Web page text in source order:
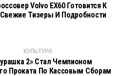
Volvo EX60 Готовится К
Тизеры И Подробности
КУЛЬТУРА
2» Стал Чемпионом
Проката По Кассовым Сборам